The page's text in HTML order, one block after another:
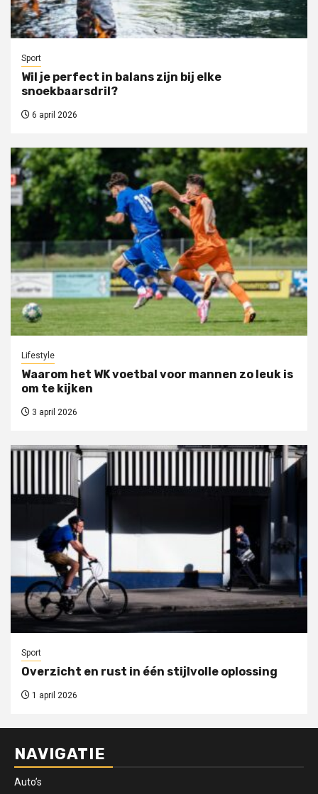
Sport
Wil je perfect in balans zijn bij elke
snoekbaarsdril?
6 april 2026
Lifestyle
Waarom het WK voetbal voor mannen zo leuk is
om te kijken
3 april 2026
Sport
Overzicht en rust in één stijlvolle oplossing
1 april 2026
NAVIGATIE
Auto’s